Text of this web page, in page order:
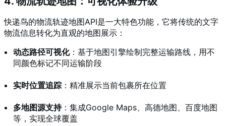
快递鸟的物流轨迹地图API是一大特色功能，它将传统的文字
物流信息转化为直观的地图展示：
动态路径可视化：基于地图引擎绘制完整运输路线，用不
同颜色标记不同运输阶段
实时位置追踪 ：精准展示当前包裹所在位置
多地图源支持：集成Google Maps、高德地图、百度地图
等，实现全球覆盖